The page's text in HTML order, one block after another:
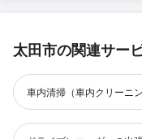
太田市の関連サー
車内清掃（車内クリーニン